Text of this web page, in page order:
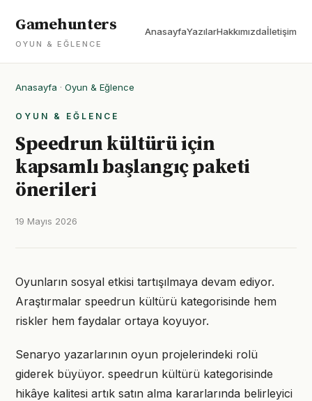
Gamehunters
OYUN & EĞLENCE
AnasayfaYazılarHakkımızdaİletişim
Anasayfa · Oyun & Eğlence
OYUN & EĞLENCE
Speedrun kültürü için
kapsamlı başlangıç paketi
önerileri
19 Mayıs 2026
Oyunların sosyal etkisi tartışılmaya devam ediyor.
Araştırmalar speedrun kültürü kategorisinde hem
riskler hem faydalar ortaya koyuyor.
Senaryo yazarlarının oyun projelerindeki rolü
giderek büyüyor. speedrun kültürü kategorisinde
hikâye kalitesi artık satın alma kararlarında belirleyici